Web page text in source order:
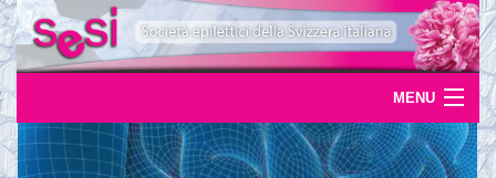
MENU
Home